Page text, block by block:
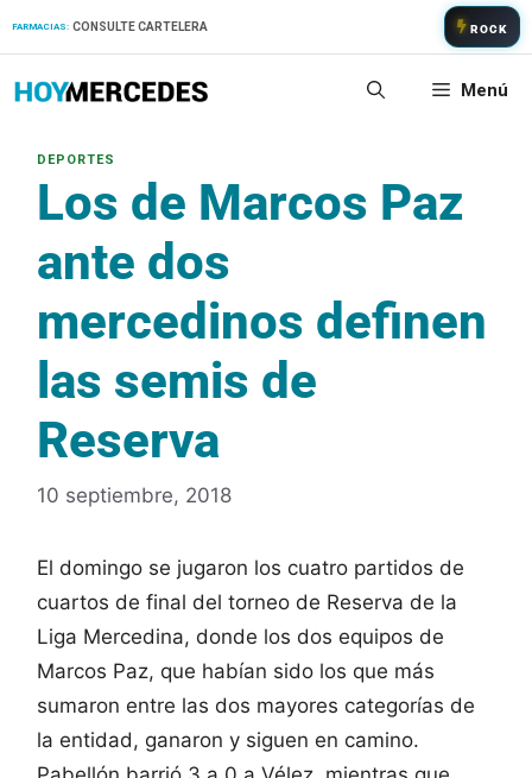
FARMACIAS: CONSULTE CARTELERA ROCK
Menú
Los de Marcos Paz
ante dos
mercedinos definen
las semis de
Reserva
10 septiembre, 2018
El domingo se jugaron los cuatro partidos de
cuartos de final del torneo de Reserva de la
Liga Mercedina, donde los dos equipos de
Marcos Paz, que habían sido los que más
sumaron entre las dos mayores categorías de
la entidad, ganaron y siguen en camino.